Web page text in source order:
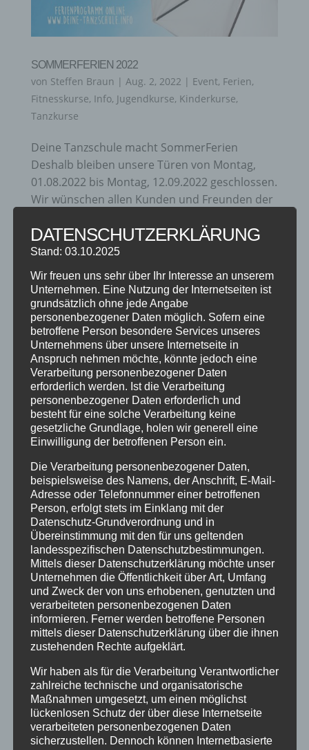
SOMMERFERIEN 2022
von Steffen Braun | Aug. 2, 2022 | Event, Ferien,
Fitnesskurse, Info, Jugendkurse, Kinderkurse,
Tanzkurse
Deine Tanzschule macht SommerFerien
Deshalb bleiben unsere Türen von Montag,
01.08.2022 bis Montag, 12.09.2022 geschlossen.
Wir wünschen allen Kunden und Freunden der
Sommer 2022 und freuen uns auf Euch im
nächsten...
CORONA UPDATE
von Steffen Braun |Apr. 4, 2022|Event
Fitnesskurse,Info,Jugendkurse,Kinderkurse, Online,
Tanzkurse
UPDATE 04.04.2022 Liebe Kunden & Freunde
der Tanzschule, seit diesem Wochenende gibt
es deutschlandweit vielerorts keine
Maskenpflicht mehr und die Regierung setzt
auf die Eigenverantwortung der Menschen und
Unternehmen. Zum Schutz unserer Kunden
und...
DATENSCHUTZERKLÄRUNG
Stand: 03.10.2025
Wir freuen uns sehr über Ihr Interesse an unserem
Unternehmen. Eine Nutzung der Internetseiten ist
grundsätzlich ohne jede Angabe
personenbezogener Daten möglich. Sofern eine
betroffene Person besondere Services unseres
Unternehmens über unsere Internetseite in
Anspruch nehmen möchte, könnte jedoch eine
Verarbeitung personenbezogener Daten
erforderlich werden. Ist die Verarbeitung
personenbezogener Daten erforderlich und
besteht für eine solche Verarbeitung keine
gesetzliche Grundlage, holen wir generell eine
Einwilligung der betroffenen Person ein.
Die Verarbeitung personenbezogener Daten,
beispielsweise des Namens, der Anschrift, E-Mail-
Adresse oder Telefonnummer einer betroffenen
Person, erfolgt stets im Einklang mit der
Datenschutz-Grundverordnung und in
Übereinstimmung mit den für uns geltenden
landesspezifischen Datenschutzbestimmungen.
Mittels dieser Datenschutzerklärung möchte unser
Unternehmen die Öffentlichkeit über Art, Umfang
und Zweck der von uns erhobenen, genutzten und
verarbeiteten personenbezogenen Daten
informieren. Ferner werden betroffene Personen
mittels dieser Datenschutzerklärung über die ihnen
zustehenden Rechte aufgeklärt.
Wir haben als für die Verarbeitung Verantwortlicher
zahlreiche technische und organisatorische
Maßnahmen umgesetzt, um einen möglichst
lückenlosen Schutz der über diese Internetseite
verarbeiteten personenbezogenen Daten
sicherzustellen. Dennoch können Internetbasierte